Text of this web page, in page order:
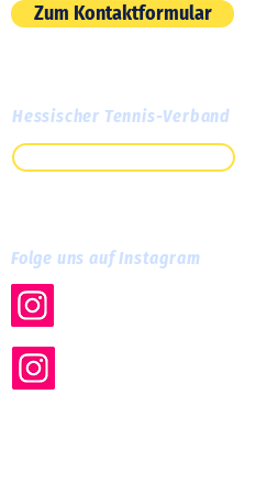
Zum Kontaktformular
Hessischer Tennis-Verband
Folge uns auf Instagram